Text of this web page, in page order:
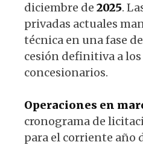
diciembre de 2025.
privadas actuales
técnica en una fase
cesión definitiva a
concesionarios.
Operaciones en
cronograma de
para el corriente año